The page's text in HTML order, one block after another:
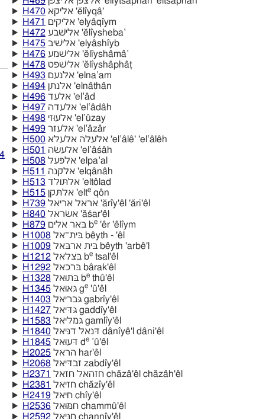
H470
אליקא 'ĕlı̂yqâ'
H471
אליקים 'elyâqı̂ym
H472
אלישׁבע 'ĕlı̂ysheba‛
H475
אלישׁיב 'elyâshı̂yb
H476
אלישׁמע 'ĕlı̂yshâmâ‛
H478
אלישׁפט 'ĕlı̂yshâphâṭ
H493
אלנעם 'elna‛am
H494
אלנתן 'elnâthân
H496
אלעד 'el‛âd
H497
אלעדה 'el‛âdâh
H498
אלעוּזי 'el‛ûzay
H499
אלעזר 'el‛âzâr
H500
אלעלה אלעלא 'el‛âlê' 'el‛âlêh
H501
אלעשׂה 'el‛âśâh
H508
אלפּעל 'elpa‛al
H511
אלקנה 'elqânâh
H513
אלתּולד 'eltôlad
H515
אלתּקן 'elteqôn
H739
אראל אריאל 'ărı̂y'êl 'ări'êl
H840
אשׂראל 'ăśar'êl
H879
בּאר אלים be'êr 'êlı̂ym
H1008
בּית־אל bêyth - 'êl
H1009
בּית ארבּאל bêyth 'arbê'l
H1212
בּצלאל betsal'êl
H1292
בּרכאל bârak'êl
H1328
בּתוּאל bethû'êl
H1345
גּאוּאל ge'û'êl
H1403
גּבריאל gabrı̂y'êl
H1427
גּדּיאל gaddı̂y'êl
H1583
גּמליאל gamlı̂y'êl
H1840
דּנאל דניּאל dânı̂yê'l dâni'êl
H1845
דּעוּאל de‛û'êl
H2025
הראל har'êl
H2068
זבדּיאל zabdı̂y'êl
H2371
חזהאל חזאל chăzâ'êl chăzâh'êl
H2381
חזיאל chăzı̂y'êl
H2419
חיאל chı̂y'êl
H2536
חמּוּאל chammû'êl
H2592
חנּיאל channı̂y'êl